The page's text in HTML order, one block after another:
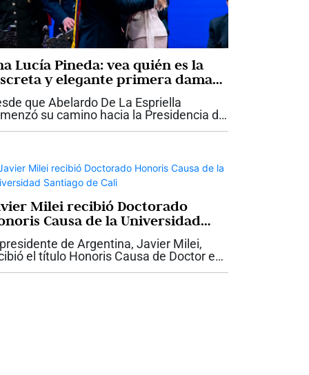
Lucía Pineda: vea quién es la
y elegante primera dama
acompaña a Abelardo De La
que Abelardo De La Espriella
su camino hacia la Presidencia de
Milei recibió Doctorado
Causa de la Universidad
de Calide Argentina, Javier Milei,
el título Honoris Causa de Doctor en